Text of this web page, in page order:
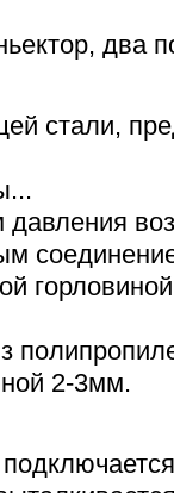
два
стали,
давления
2-3мм.